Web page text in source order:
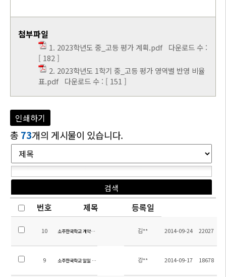
첨부파일
1. 2023학년도 중_고등 평가 계획.pdf다운로드 수 :
[ 182 ]
2. 2023학년도 1학기 중_고등 평가 영역별 반영 비율
표.pdf다운로드 수 : [ 151 ]
인쇄하기
총 73개의 게시물이 있습니다.
번호 제목 등록일
10 소주한국학교 계약제교원 (영어) 채용 공고 김** 2014-09-24 22027
9 소주한국학교 일일 시정표 (2014.09.17수정) 강** 2014-09-17 18678